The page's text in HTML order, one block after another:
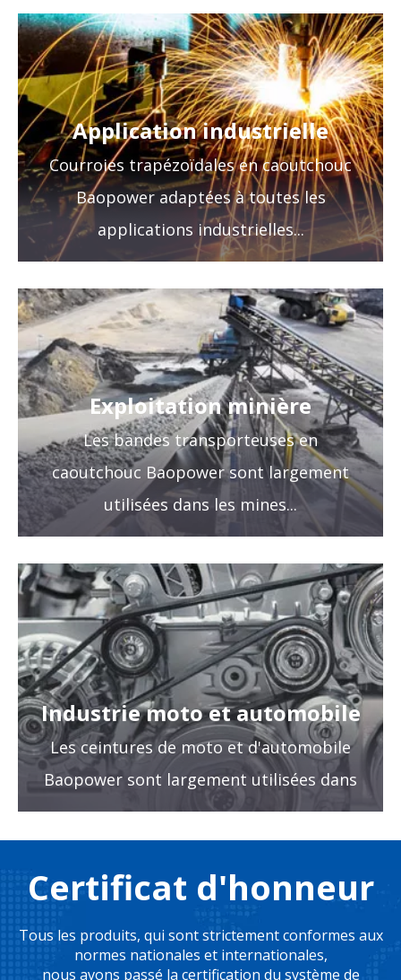
Application industrielle
Courroies trapézoïdales en caoutchouc
Baopower adaptées à toutes les
applications industrielles...
Exploitation minière
Les bandes transporteuses en
caoutchouc Baopower sont largement
utilisées dans les mines...
Industrie moto et automobile
Les ceintures de moto et d'automobile
Baopower sont largement utilisées dans
Certificat d'honneur
Tous les produits, qui sont strictement conformes aux
normes nationales et internationales,
nous avons passé la certification du système de